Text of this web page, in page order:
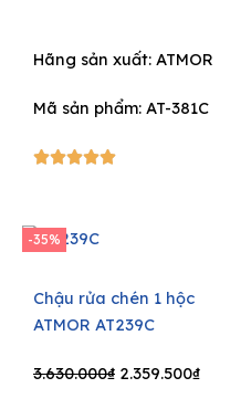
Hãng sản xuất: ATMOR
Mã sản phẩm: AT-381C
5/5
-35%
Chậu rửa chén 1 hộc
ATMOR AT239C
3.630.000₫ Original
2.359.500₫Current